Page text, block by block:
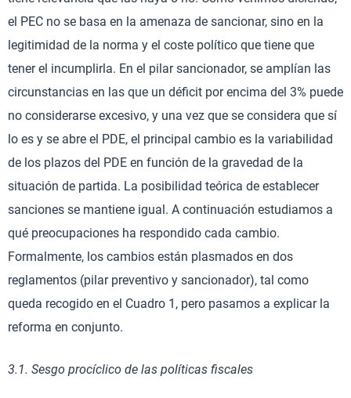
el PEC no se basa en la amenaza de sancionar, sino en la
legitimidad de la norma y el coste político que tiene que
tener el incumplirla. En el pilar sancionador, se amplían las
circunstancias en las que un déficit por encima del 3% puede
no considerarse excesivo, y una vez que se considera que sí
lo es y se abre el PDE, el principal cambio es la variabilidad
de los plazos del PDE en función de la gravedad de la
situación de partida. La posibilidad teórica de establecer
sanciones se mantiene igual. A continuación estudiamos a
qué preocupaciones ha respondido cada cambio.
Formalmente, los cambios están plasmados en dos
reglamentos (pilar preventivo y sancionador), tal como
queda recogido en el Cuadro 1, pero pasamos a explicar la
reforma en conjunto.
3.1. Sesgo procíclico de las políticas fiscales